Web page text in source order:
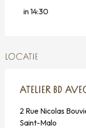
in 14:30
LOCATIE
ATELIER BD
2 Rue Nicolas
Saint-Malo